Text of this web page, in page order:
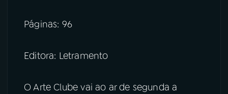
Páginas: 96
Editora: Letramento
O Arte Clube vai ao ar de segunda a